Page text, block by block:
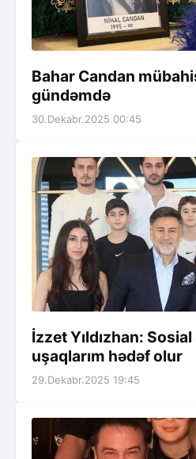
Bahar Candan
gündəmdə
30.Dekabr.2025 00:45
İzzet Yıldızhan:
uşaqlarım hədəf olur
29.Dekabr.2025 19:45